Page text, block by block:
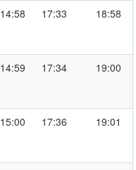
14:58 17:33 18:58
14:59 17:34 19:00
15:00 17:36 19:01